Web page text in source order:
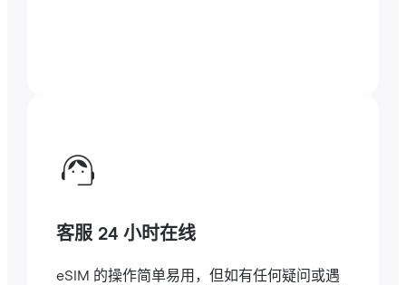
客服 24 小时在线
eSIM 的操作简单易用，但如有任何疑问或遇